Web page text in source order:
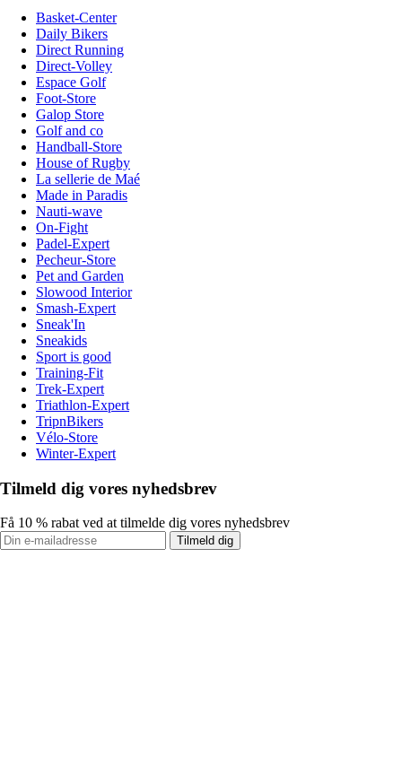
Basket-Center
Daily Bikers
Direct Running
Direct-Volley
Espace Golf
Foot-Store
Galop Store
Golf and co
Handball-Store
House of Rugby
La sellerie de Maé
Made in Paradis
Nauti-wave
On-Fight
Padel-Expert
Pecheur-Store
Pet and Garden
Slowood Interior
Smash-Expert
Sneak'In
Sneakids
Sport is good
Training-Fit
Trek-Expert
Triathlon-Expert
TripnBikers
Vélo-Store
Winter-Expert
Tilmeld dig vores nyhedsbrev
Få 10 % rabat ved at tilmelde dig vores nyhedsbrev
Tilmeld dig